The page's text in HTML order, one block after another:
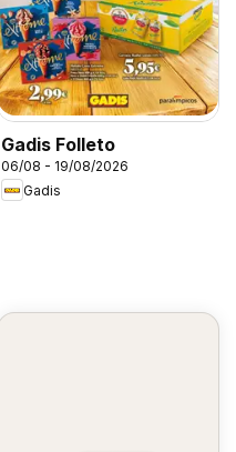
Gadis Folleto
06/08 - 19/08/2026
Gadis